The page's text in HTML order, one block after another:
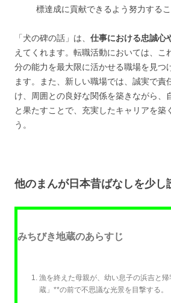
標達成に貢献できるよう努力するこ
「犬の碑の話」は、 仕事における忠誠心
えてくれます。転職活動においては、こ
分の能力を最大限に活かせる職場を見つ
ます。また、新しい職場では、誠実で責
け、周囲との良好な関係を築きながら、
と果たすことで、充実したキャリアを築
う。
他のまんが日本昔ばなしを少し
みちびき地蔵のあらすじ
漁を終えた母親が、幼い息子の浜吉と
蔵」**の前で不思議な光景を目撃する。